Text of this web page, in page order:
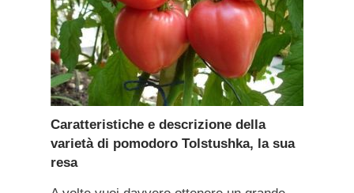
Caratteristiche e descrizione della
varietà di pomodoro Tolstushka, la sua
resa